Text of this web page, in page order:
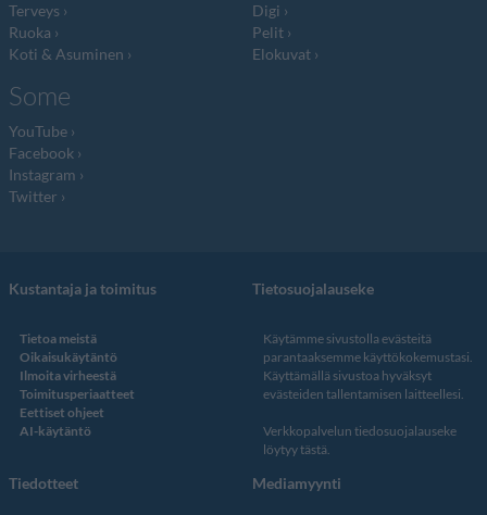
Terveys
Ruoka
Koti & Asuminen
Digi
Pelit
Elokuvat
Some
YouTube
Facebook
Instagram
Twitter
Kustantaja ja toimitus
Tietoa meistä
Oikaisukäytäntö
Ilmoita virheestä
Toimitusperiaatteet
Eettiset ohjeet
AI-käytäntö
Tietosuojalauseke
Käytämme sivustolla evästeitä
parantaaksemme käyttökokemustasi.
Käyttämällä sivustoa hyväksyt
evästeiden tallentamisen laitteellesi.
Verkkopalvelun tiedosuojalauseke
löytyy tästä.
Tiedotteet Mediamyynti